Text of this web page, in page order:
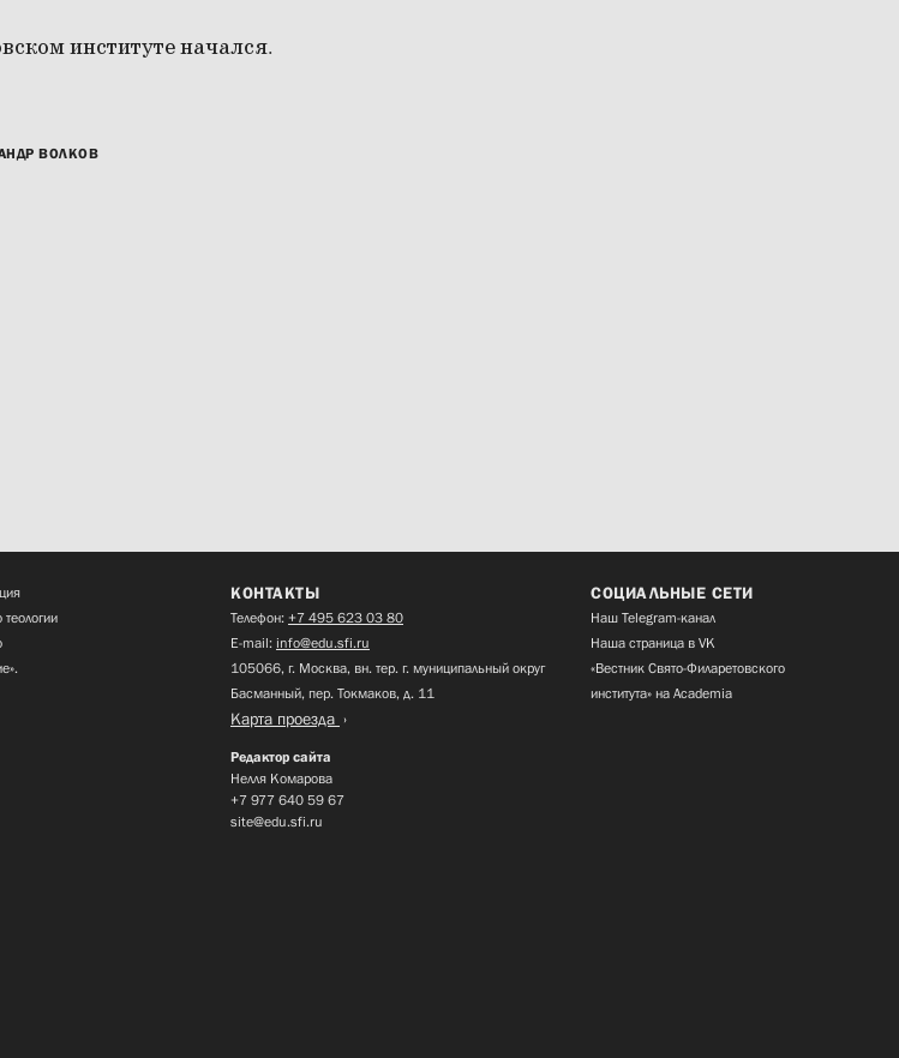
институте начался.
ВОЛКОВ
КОНТАКТЫ
Телефон: +7 495 623 03 80
E-mail: info@edu.sfi.ru
105066, г. Москва, вн. тер. г. муниципальный округ
Басманный, пер. Токмаков, д. 11
Карта проезда
Редактор сайта
Нелля Комарова
+7 977 640 59 67
site@edu.sfi.ru
СОЦИАЛЬНЫЕ СЕТИ
Наш Telegram-канал
Наша страница в VK
«Вестник Свято-Филаретовского
института» на Academia